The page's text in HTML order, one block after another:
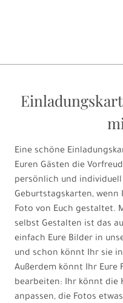
Eine schöne
Euren Gästen die
persönlich und individuell
Geburtstagskarten,
Foto von Euch gestaltet.
selbst Gestalten ist das
einfach Eure Bilder in
und schon könnt Ihr sie
Außerdem könnt Ihr Eure
bearbeiten: Ihr könnt die
anpassen, die Fotos